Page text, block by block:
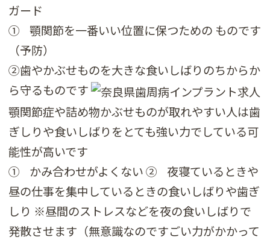
ガード
① 顎関節を一番いい位置に保つための ものです
（予防）
②歯やかぶせものを大きな食いしばりのちからか
ら守るものです
顎関節症や詰め物かぶせものが取れやすい人は歯
ぎしりや食いしばりをとても強い力でしている可
能性が高いです
① かみ合わせがよくない ② 夜寝ているときや
昼の仕事を集中しているときの食いしばりや歯ぎ
しり ※昼間のストレスなどを夜の食いしばりで
発散させます（無意識なのですごい力がかかって